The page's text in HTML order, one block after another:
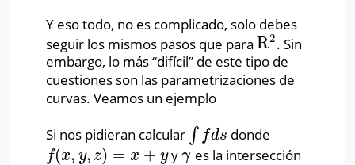
Y eso todo, no es complicado, solo debes
seguir los mismos pasos que para R2
R2 . Sin
embargo, lo más “difícil” de este tipo de
cuestiones son las parametrizaciones de
curvas. Veamos un ejemplo
Si nos pidieran calcular ∫ fds
∫f ds donde
f(x, y, z) = x + y
f(x,y, z)=x+ y yγ
γ es la intersección